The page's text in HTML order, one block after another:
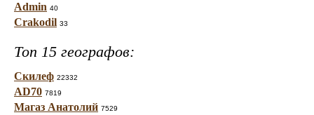
Admin 40
Crakodil 33
Топ 15 географов:
Скилеф 22332
AD70 7819
Магаз Анатолий 7529